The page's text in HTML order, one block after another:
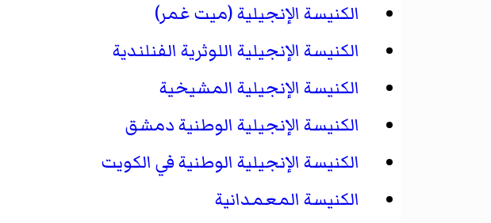
الكنيسة الإنجيلية (ميت غمر)
الكنيسة الإنجيلية اللوثرية الفنلندية
الكنيسة الإنجيلية المشيخية
الكنيسة الإنجيلية الوطنيةدمشق
الكنيسة الإنجيلية الوطنية في الكويت
الكنيسة المعمدانية